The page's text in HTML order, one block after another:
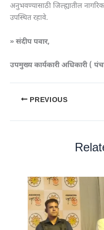
अनुभवण्यासाठी जिल्ह्यातील
उपस्थित रहावे.
» संदीप पवार,
उपमुख्य कार्यकारी अधिकारी (
PREVIOUS